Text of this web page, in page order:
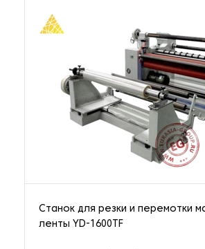
Станок для резки и перемотки
ленты YD-1600TF